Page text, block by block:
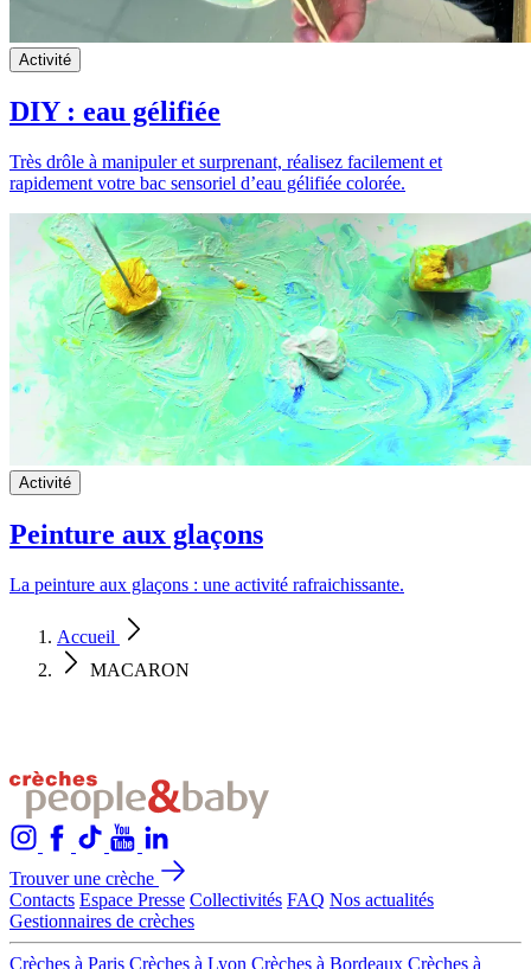
Activité
DIY : eau gélifiée
Très drôle à manipuler et surprenant, réalisez facilement et
rapidement votre bac sensoriel d’eau gélifiée colorée.
Activité
Peinture aux glaçons
La peinture aux glaçons : une activité rafraichissante.
Accueil
MACARON
Trouver une crèche
Contacts Espace Presse Collectivités FAQ Nos actualités
Gestionnaires de crèches
Crèches à Paris Crèches à Lyon Crèches à Bordeaux Crèches à